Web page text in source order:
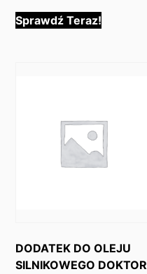
Sprawdź Teraz!
DODATEK DO OLEJU
SILNIKOWEGO DOKTOR